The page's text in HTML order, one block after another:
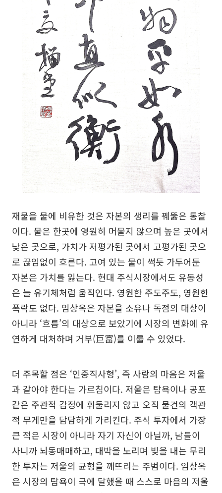
재물을 물에 비유한 것은 자본의 생리를 꿰뚫은 통찰
이다. 물은 한곳에 영원히 머물지 않으며 높은 곳에서
낮은 곳으로, 가치가 저평가된 곳에서 고평가된 곳으
로 끊임없이 흐른다. 고여 있는 물이 썩듯 가두어둔
자본은 가치를 잃는다. 현대 주식시장에서도 유동성
은 늘 유기체처럼 움직인다. 영원한 주도주도, 영원한
폭락도 없다. 임상옥은 자본을 소유나 독점의 대상이
아니라 ‘흐름’의 대상으로 보았기에 시장의 변화에 유
연하게 대처하며 거부(巨富)를 이룰 수 있었다.
더 주목할 점은 ‘인중직사형’, 즉 사람의 마음은 저울
과 같아야 한다는 가르침이다. 저울은 탐욕이나 공포
같은 주관적 감정에 휘둘리지 않고 오직 물건의 객관
적 무게만을 담담하게 가리킨다. 주식 투자에서 가장
큰 적은 시장이 아니라 자기 자신이 아닐까, 남들이
사니까 뇌동매매하고, 대박을 노리며 빚을 내는 무리
한 투자는 저울의 균형을 깨뜨리는 주범이다. 임상옥
은 시장의 탐욕이 극에 달했을 때 스스로 마음의 저울